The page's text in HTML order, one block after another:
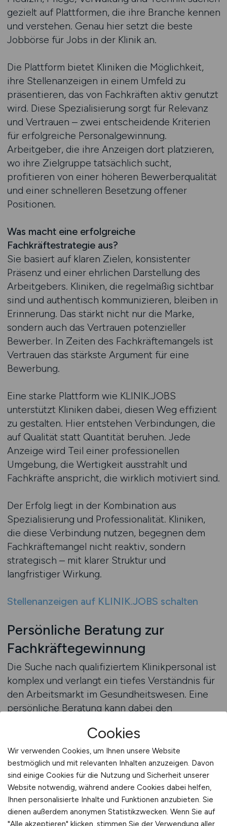
gezielt auf Plattformen, die ihre Branche kennen
und verstehen. Genau hier setzt die beste
Jobbörse für Jobs in der Klinik an.
Die Plattform bietet Kliniken die Möglichkeit,
ihre Stellenanzeigen in einem Umfeld zu
präsentieren, das von Fachkräften aktiv genutzt
wird. Diese Spezialisierung sorgt für Relevanz
und Vertrauen – zwei entscheidende Kriterien
für erfolgreiche Personalgewinnung.
Arbeitgeber, die ihre Anzeigen dort platzieren,
wo ihre Zielgruppe tatsächlich sucht,
profitieren von einer höheren Bewerberqualität
und einer schnelleren Besetzung offener
Positionen.
Was macht eine erfolgreiche
Fachkräftestrategie aus?
Sie basiert auf klaren Zielen, konsistenter
Präsenz und einer ehrlichen Darstellung des
Arbeitgebers. Kliniken, die regelmäßig sichtbar
sind und authentisch kommunizieren, bleiben in
Erinnerung. Das stärkt nicht nur die Marke,
sondern auch das Vertrauen potenzieller
Bewerber. In Zeiten des Fachkräftemangels ist
Vertrauen das stärkste Argument für eine
Bewerbung.
Eine starke Plattform wie KLINIK.JOBS
unterstützt Kliniken dabei, diesen Weg effizient
zu gestalten. Hier entstehen Verbindungen, die
auf Qualität statt Quantität beruhen. Jede
Anzeige wird Teil einer professionellen
Umgebung, die Wertigkeit ausstrahlt und
Fachkräfte anspricht, die wirklich motiviert sind.
Der Erfolg liegt in der Kombination aus
Spezialisierung und Professionalität. Kliniken,
die diese Verbindung nutzen, begegnen dem
Fachkräftemangel nicht reaktiv, sondern
strategisch – mit klarer Struktur und
langfristiger Wirkung.
Stellenanzeigen auf KLINIK.JOBS schalten
Persönliche Beratung zur
Fachkräftegewinnung
Die Suche nach qualifiziertem Klinikpersonal ist
komplex und verlangt ein tiefes Verständnis für
den Arbeitsmarkt im Gesundheitswesen. Eine
persönliche Beratung kann dabei den
Kliniken, ihre Recruiting-Prozesse zu
optimieren, Stärken zu erkennen und ihre
Ansprache gezielt auf die Zielgruppe
abzustimmen. Fachkräftemangel bedeutet
nicht, dass keine Bewerber vorhanden sind –
sondern dass sie anders gewonnen werden
müssen.
Cookies
Wir verwenden Cookies, um Ihnen unsere Website
bestmöglich und mit relevanten Inhalten anzuzeigen. Davon
sind einige Cookies für die Nutzung und Sicherheit unserer
Website notwendig, während andere Cookies dabei helfen,
Ihnen personalisierte Inhalte und Funktionen anzubieten. Sie
dienen außerdem anonymen Statistikzwecken. Wenn Sie auf
"Alle akzeptieren" klicken, stimmen Sie der Verwendung aller